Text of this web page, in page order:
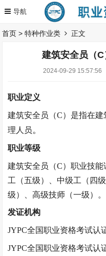
首页 >特种作业类 正文
建筑安全员（
2024-09-29 15:57:56
职业定义
建筑安全员（C） 是指在建
理人员。
职业等级
建筑安全员（C）职业技能
工（五级）、中级工（四
级）、高级技师（一级）。
发证机构
JYPC全国职业资格考试认
JYPC全国职业资格考试认